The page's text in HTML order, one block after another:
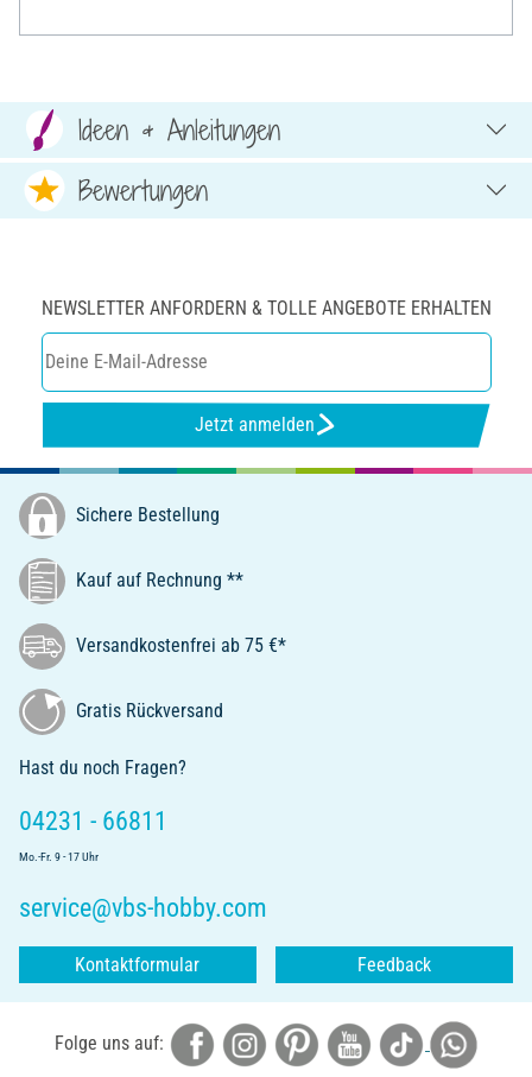
Ideen & Anleitungen
Bewertungen
NEWSLETTER ANFORDERN & TOLLE ANGEBOTE ERHALTEN
Jetzt anmelden
Sichere Bestellung
Kauf auf Rechnung **
Versandkostenfrei ab 75 €*
Gratis Rückversand
Hast du noch Fragen?
04231 - 66811
Mo.-Fr. 9 - 17 Uhr
service@vbs-hobby.com
Kontaktformular Feedback
Folge uns auf: